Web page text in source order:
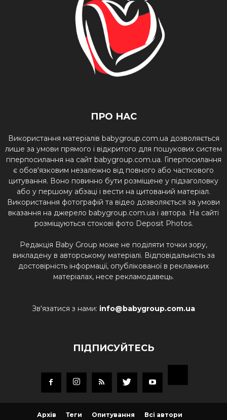
ПРО НАС
Використання матеріалів babygroup.com.ua дозволяється
лише за умови прямого і відкритого для пошукових систем
гіперпосилання на сайт babygroup.com.ua. Гіперпосилання
є обов'язковим незалежно від повного або часткового
цитування. Воно повинно бути розміщене у підзаголовку
або у першому абзаці і вести на цитований матеріал.
Використання фотографій та відео дозволяється за умови
вказання на джерело babygroup.com.ua і автора. На сайті
розміщуються стокові фото Deposit Photos.
Редакція Baby Group може не поділяти точки зору,
викладену в авторському матеріалі. Відповідальність за
достовірність інформації, опублікованої в рекламних
матеріалах, несе рекламодавець.
Зв'язатися з нами: info@babygroup.com.ua
ПІДПИСУЙТЕСЬ
Архів Теги Опитування Всі автори